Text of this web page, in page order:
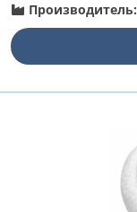
Производитель: